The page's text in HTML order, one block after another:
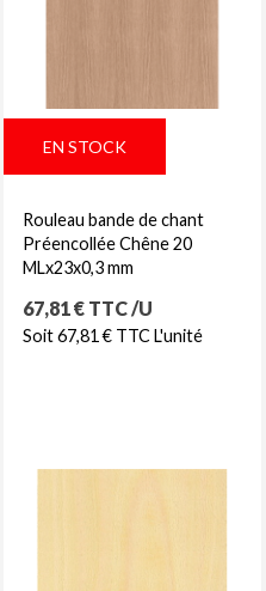
EN STOCK
Rouleau bande de chant
Préencollée Chêne 20
MLx23x0,3 mm
Prix
67,81 € TTC /U
Soit 67,81 € TTC L'unité